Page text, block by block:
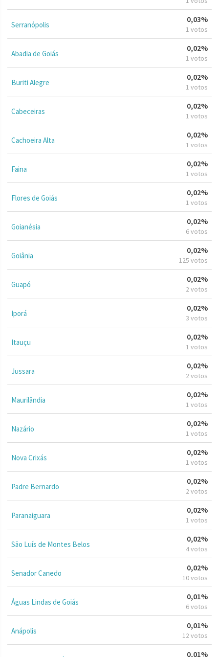
Serranópolis
0,03%
1 votos
Abadia de Goiás
0,02%
1 votos
Buriti Alegre
0,02%
1 votos
Cabeceiras
0,02%
1 votos
Cachoeira Alta
0,02%
1 votos
Faina
0,02%
1 votos
Flores de Goiás
0,02%
1 votos
Goianésia
0,02%
6 votos
Goiânia
0,02%
125 votos
Guapó
0,02%
2 votos
Iporá
0,02%
3 votos
Itauçu
0,02%
1 votos
Jussara
0,02%
2 votos
Maurilândia
0,02%
1 votos
Nazário
0,02%
1 votos
Nova Crixás
0,02%
1 votos
Padre Bernardo
0,02%
2 votos
Paranaiguara
0,02%
1 votos
São Luís de Montes Belos
0,02%
4 votos
Senador Canedo
0,02%
10 votos
Águas Lindas de Goiás
0,01%
6 votos
Anápolis
0,01%
12 votos
0,01%